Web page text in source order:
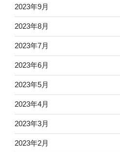
2023年9月
2023年8月
2023年7月
2023年6月
2023年5月
2023年4月
2023年3月
2023年2月